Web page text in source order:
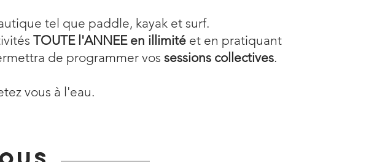
tel que paddle, kayak et surf.
TOUTE l'ANNEE en illimité et en pratiquant
de programmer vos sessions collectives.
vous à l'eau.